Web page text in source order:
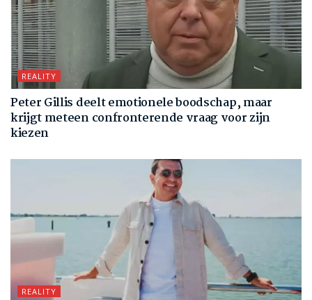
REALITY
Peter Gillis deelt emotionele boodschap, maar
krijgt meteen confronterende vraag voor zijn
kiezen
REALITY